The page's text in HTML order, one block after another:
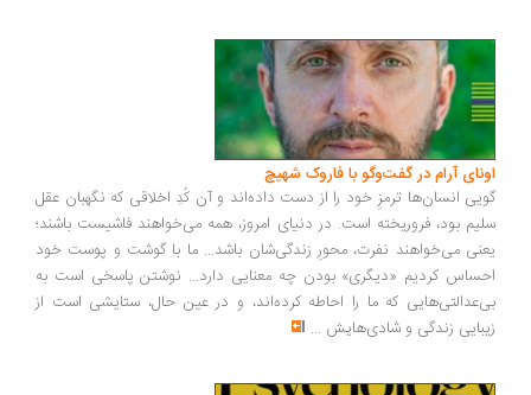
آرام در گفت‌وگو با فاروک شهیچ‭
انسان‌ها ترمزِ خود را از دست داده‌اند و آن کُدِ اخلاقی که نگهبان عقل
بود، فروریخته است. در دنیای امروز، همه می‌خواهند فاشیست باشند؛
می‌خواهند نفرت، محورِ زندگی‌شان باشد... ما با گوشت و پوست خود
کردیم «دیگری» بودن چه معنایی دارد... نوشتن پاسخی است به
که ما را احاطه کرده‌اند، و در عین حال، ستایشی است از
زندگی و شادی‌هایش...